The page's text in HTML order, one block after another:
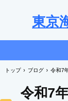
東京
トップ › ブログ › 令和7
令和7